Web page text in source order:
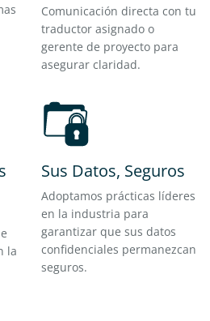
Comunicación directa con tu
traductor asignado o
gerente de proyecto para
asegurar claridad.
la
Sus Datos, Seguros
Adoptamos prácticas líderes
en la industria para
garantizar que sus datos
confidenciales permanezcan
seguros.